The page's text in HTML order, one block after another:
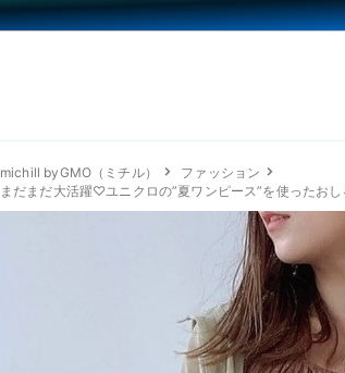
michill byGMO（ミチル）
ファッション
まだまだ大活躍♡ユニクロの”夏ワンピース”を使ったお